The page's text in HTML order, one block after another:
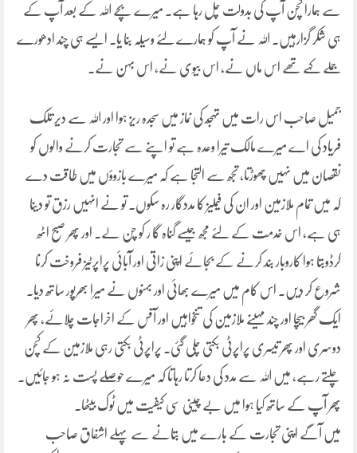
سے ہمارا کچن آپ کی بدولت چل رہا ہے۔ میرے بچے اللہ کے بعد آپ کے
ہی شکر گزارہیں۔ اللہ نے آپ کو ہمارے لئے وسیلہ بنا یا۔ ایسے ہی چند ادھورے
جملے کہے تھے اس ماں نے، اس بیوی نے، اس بہن نے۔
جمیل صاحب اس رات میں تہجّد کی نماز میں سجدہ ریز ہوا اور اللہ سے دیر تلک
فریاد کی اے میرے مالک تیرا وعدہ ہے تو اپنے سے تجارت کرنے والوں کو
نقصان میں نہیں چھوڑتا، تجھ سے التجا ہے کہ میرے بازوؤں میں طاقت دے
کہ میں تمام ملازمین اور ان کی فیملیز کا مددگار رہ سکوں۔ تو نے انہیں رزق تو دینا
ہی ہے، اس خدمت کے لئے مجھ جیسے گناہ گا ر کو چن لے۔ اور پھر صبح اٹھ
کرڈوبتا ہوا کاروبار بند کرنے کے بجائے اپنی زاتی اور آبائی پراپرٹیز فروخت کرنا
شروع کر دیں۔ اس کام میں میرے بھائی اور بہنوں نے میرا بھرپور ساتھ دیا۔
ایک گھر بیچا اور چند مہینے ملازمین کی تنخواہیں اور آفس کے اخراجات چلائے، پھر
دوسری اور پھر تیسری پراپرٹی بکتی چلی گئی۔ پراپرٹی بکتی رہی ملازمین کے کچن
چلتے رہے، میں اللہ سے مدد کی دعا کرتا رہاتا کہ میرے حوصلے پست نہ ہو جائیں۔
پھر آپ کے ساتھ کیا ہوا میں بے چینی سی کیفیت میں ٹوک بیٹھا۔
میں آگے اپنی تجارت کے بارے میں بتانے سے پہلے اشفاق صاحب